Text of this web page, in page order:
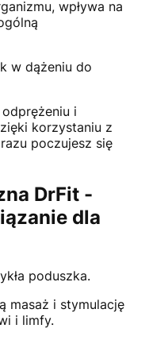
wpływa na
w dążeniu do
i
korzystaniu z
poczujesz się
DrFit -
dla
poduszka.
masaż i stymulację
i limfy.